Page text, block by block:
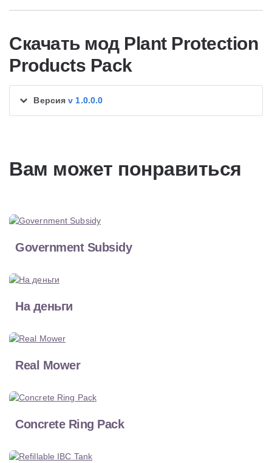
Скачать мод Plant Protection
Products Pack
Версияv 1.0.0.0
Вам может понравиться
Government Subsidy
На деньги
Real Mower
Concrete Ring Pack